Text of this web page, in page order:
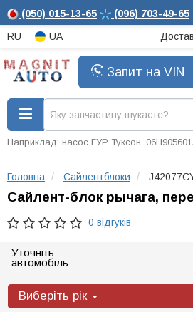
(050) 015-13-65 (096) 703-49-65
RU UA
Запит на VIN
Наприклад: насос ГУР Туксон,
Головна Сайлентблоки
Сайлент-блок рычага,
0 відгуків
Уточніть
автомобіль:
Виберіть рік